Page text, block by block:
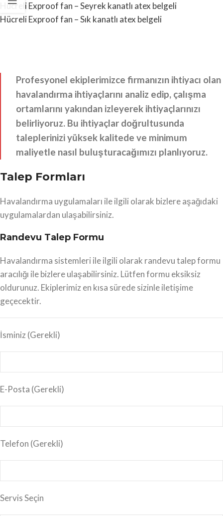
Hücreli Exproof fan – Seyrek kanatlı atex belgeli
Hücreli Exproof fan – Sık kanatlı atex belgeli
Profesyonel ekiplerimizce firmanızın ihtiyacı olan
havalandırma ihtiyaçlarını analiz edip, çalışma
ortamlarını yakından izleyerek ihtiyaçlarınızı
belirliyoruz. Bu ihtiyaçlar doğrultusunda
taleplerinizi yüksek kalitede ve minimum
maliyetle nasıl buluşturacağımızı planlıyoruz.
Talep Formları
Havalandırma uygulamaları ile ilgili olarak bizlere aşağıdaki
uygulamalardan ulaşabilirsiniz.
Randevu Talep Formu
Havalandırma sistemleri ile ilgili olarak randevu talep formu
aracılığı ile bizlere ulaşabilirsiniz. Lütfen formu eksiksiz
oldurunuz. Ekiplerimiz en kısa sürede sizinle iletişime
geçecektir.
İsminiz (Gerekli)
E-Posta (Gerekli)
Telefon (Gerekli)
Servis Seçin